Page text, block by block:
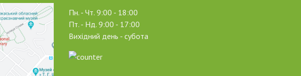
Пн. - Чт. 9:00 - 18:00
Пт. - Нд. 9:00 - 17:00
Вихідний день - субота